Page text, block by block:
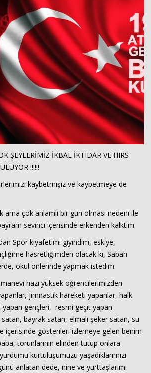
ŞEYLERİMİZ İKBAL İKTIDAR VE HIRS
!!!!!!
kaybetmişiz ve kaybetmeye de
ama çok anlamlı bir gün olması nedeni ile
sevinci içerisinde erkenden kalktım.
Spor kıyafetimi giyindim, eskiye,
hasretliğimden olacak ki, Sabah
okul önlerinde yapmak istedim.
hazı yüksek öğrencilerimizden
jimnastik hareketi yapanlar, halk
yapan gençleri, resmi geçit yapan
satan, bayrak satan, elmalı şeker satan, su
içerisinde gösterileri izlemeye gelen benim
torunlarının elinden tutup onlara
kurtuluşumuzu yaşadıklarımızı
anlatan dede, nine ve yurttaşlarımı